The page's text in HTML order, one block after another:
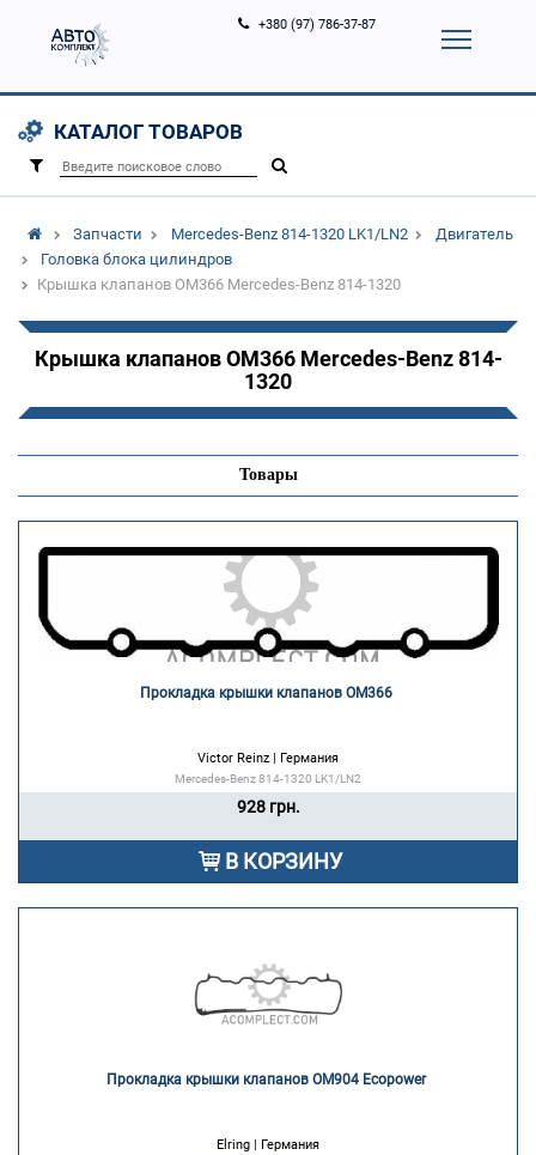
0)
Услуги
+380 (97) 786-37-87
КАТАЛОГ ТОВАРОВ
Запчасти Mercedes-Benz 814-1320 LK1/LN2
Двигатель
Головка блока цилиндров
Крышка клапанов OM366 Mercedes-Benz 814-1320
Крышка клапанов OM366 Mercedes-Benz 814-
1320
Товары
Прокладка крышки клапанов OM366
Victor Reinz | Германия
Mercedes-Benz 814-1320 LK1/LN2
928 грн.
В КОРЗИНУ
Прокладка крышки клапанов OM904 Ecopower
Elring | Германия